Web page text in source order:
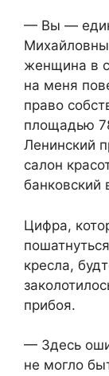
— Вы —
женщина в
на меня
право
площадью
Ленинский
салон
банковский
Цифра,
кресла,
прибоя.
— Здесь
не могло